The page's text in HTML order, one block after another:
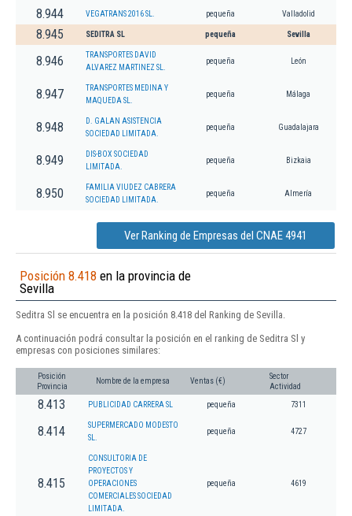
8.944 VEGATRANS 2016 SL. pequeña Valladolid
8.945 SEDITRA SL pequeña Sevilla
8.946
TRANSPORTES DAVID
ALVAREZ MARTINEZ SL.
pequeña León
8.947
TRANSPORTES MEDINA Y
MAQUEDA SL.
pequeña Málaga
8.948
D. GALAN ASISTENCIA
SOCIEDAD LIMITADA.
pequeña Guadalajara
8.949
DIS-BOX SOCIEDAD
LIMITADA.
pequeña Bizkaia
8.950
FAMILIA VIUDEZ CABRERA
SOCIEDAD LIMITADA.
pequeña Almería
Ver Ranking de Empresas del CNAE 4941
Posición 8.418 en la provincia de
Sevilla
Seditra Sl se encuentra en la posición 8.418 del Ranking de Sevilla.
A continuación podrá consultar la posición en el ranking de Seditra Sl y
empresas con posiciones similares:
Posición
Provincia
Nombre de la empresa Ventas (€)
Sector
Actividad
8.413 PUBLICIDAD CARRERA SL pequeña 7311
8.414
SUPERMERCADO MODESTO
SL.
pequeña 4727
8.415
CONSULTORIA DE
PROYECTOS Y
OPERACIONES
COMERCIALES SOCIEDAD
LIMITADA.
pequeña 4619